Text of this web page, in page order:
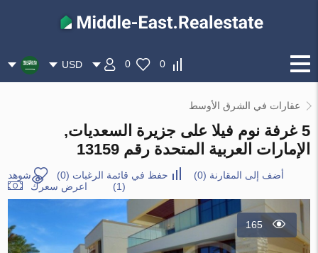
0
0
USD
عقارات في الشرق الأوسط
5 غرفة نوم فيلا على جزيرة السعديات,
الإمارات العربية المتحدة رقم 13159
أضف إلى المقارنة (
0
) حفظ في قائمة الرغبات (
0
)
شوهد
(1)
اعرض سعرك
165